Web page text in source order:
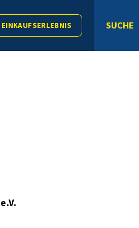
EINKAUFSERLEBNIS SUCHE